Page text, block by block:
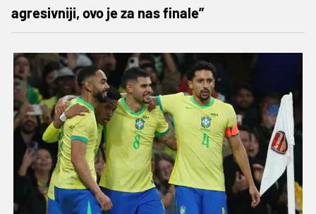
agresivniji, ovo je za nas finale”